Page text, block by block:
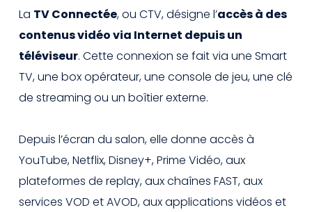
La TV Connectée, ou CTV, désigne l’accès à des
contenus vidéo via Internet depuis un
téléviseur. Cette connexion se fait via une Smart
TV, une box opérateur, une console de jeu, une clé
de streaming ou un boîtier externe.
Depuis l’écran du salon, elle donne accès à
YouTube, Netflix, Disney+, Prime Vidéo, aux
plateformes de replay, aux chaînes FAST, aux
services VOD et AVOD, aux applications vidéos et